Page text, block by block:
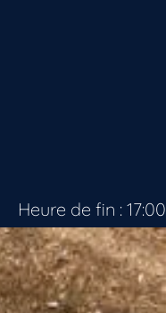
Heure de fin : 17:00